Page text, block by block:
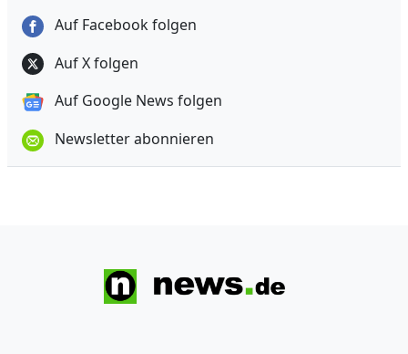
Auf Facebook folgen
Auf X folgen
Auf Google News folgen
Newsletter abonnieren